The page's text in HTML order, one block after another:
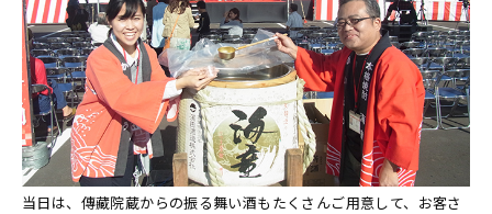
当日は、傳藏院蔵からの振る舞い酒もたくさんご用意して、お客さ